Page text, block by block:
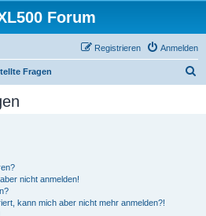
Forum
Anmelden
Registrieren
Fragen
nicht anmelden!
kann mich aber nicht mehr anmelden?!